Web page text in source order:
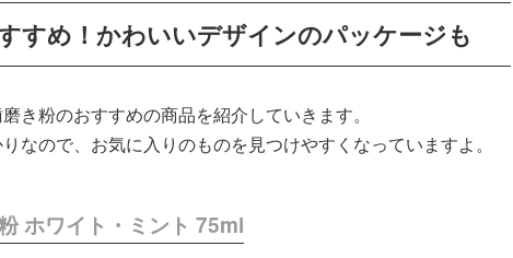
すめ！かわいいデザインのパッケージも
き粉のおすすめの商品を紹介していきます。
なので、お気に入りのものを見つけやすくなっていますよ。
ホワイト・ミント 75ml